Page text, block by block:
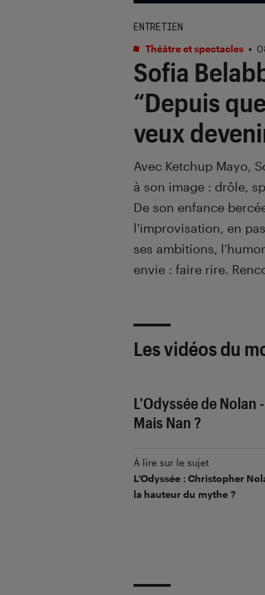
Sofia
“Depuis
veux
ENTRETIEN
Théâtre et spectacles •
Avec Ketchup Mayo,
à son image : drôle,
De son enfance
l'improvisation, en
ses ambitions,
envie : faire rire.
Les vidéos du
L'Odyssée de Nolan -
Mais Nan ?
À lire sur le sujet
L’Odyssée : Christopher
la hauteur du mythe ?